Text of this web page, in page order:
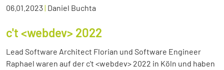
06.01.2023| Daniel Buchta
c't <webdev> 2022
Lead Software Architect Florian und Software Engineer
Raphael waren auf der c't <webdev> 2022 in Köln und haben